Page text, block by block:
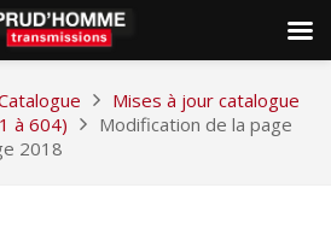
Mises à jour catalogue
à 604)
Modification de la page
2018